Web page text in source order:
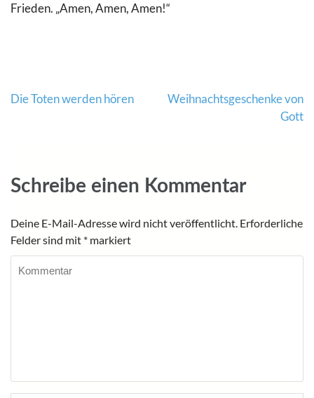
Frieden. „Amen, Amen, Amen!“
Beitragsnavigation
Die Toten werden hören
Weihnachtsgeschenke von
Gott
Schreibe einen Kommentar
Deine E-Mail-Adresse wird nicht veröffentlicht. Erforderliche
Felder sind mit * markiert